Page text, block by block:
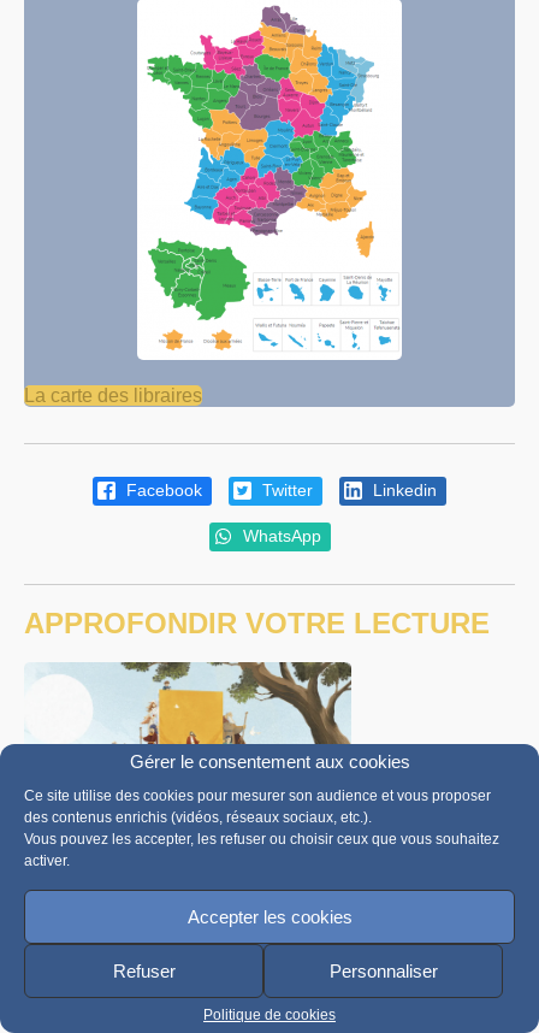
Gérer le consentement aux cookies
Ce site utilise des cookies pour mesurer son audience et vous proposer
des contenus enrichis (vidéos, réseaux sociaux, etc.).
Vous pouvez les accepter, les refuser ou choisir ceux que vous souhaitez
activer.
Accepter les cookies
Refuser Personnaliser
Politique de cookies
La carte des libraires
Facebook Twitter Linkedin
WhatsApp
APPROFONDIR VOTRE LECTURE
Pour vous, qui suis-je ? pour les 11-
13 ans
Un parcours inspiré de questions de jeunes pour
grandir dans la foi !
Jésus nous questionne et nous invite à lui répondre